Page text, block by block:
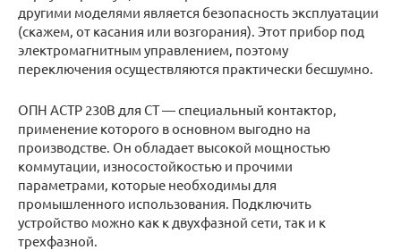
другими моделями является безопасность эксплуатации
(скажем, от касания или возгорания). Этот прибор под
электромагнитным управлением, поэтому
переключения осуществляются практически бесшумно.
ОПН ACTP 230В для CT — специальный контактор,
применение которого в основном выгодно на
производстве. Он обладает высокой мощностью
коммутации, износостойкостью и прочими
параметрами, которые необходимы для
промышленного использования. Подключить
устройство можно как к двухфазной сети, так и к
трехфазной.